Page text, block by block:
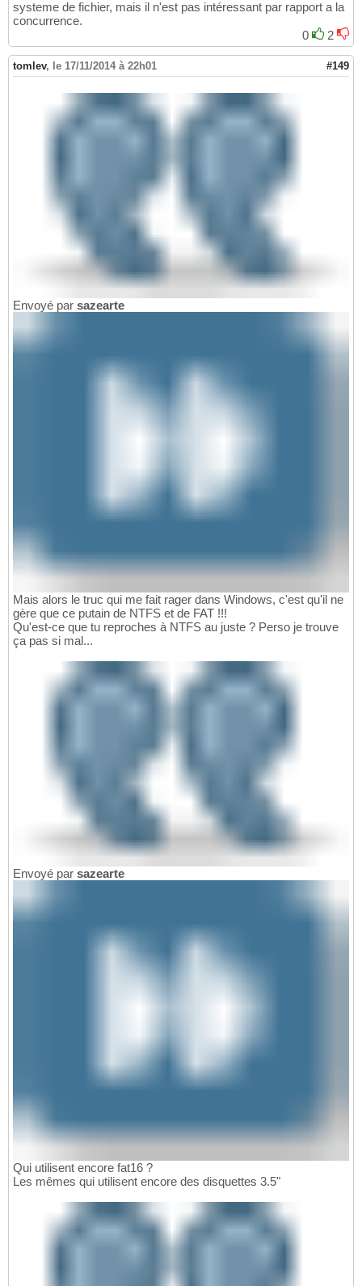
systeme de fichier, mais il n'est pas intéressant par rapport a la
concurrence.
0
2
tomlev, le 17/11/2014 à 22h01 #149
Envoyé par sazearte
Mais alors le truc qui me fait rager dans Windows, c'est qu'il ne
gère que ce putain de NTFS et de FAT !!!
Qu'est-ce que tu reproches à NTFS au juste ? Perso je trouve
ça pas si mal...
Envoyé par sazearte
Qui utilisent encore fat16 ?
Les mêmes qui utilisent encore des disquettes 3.5"